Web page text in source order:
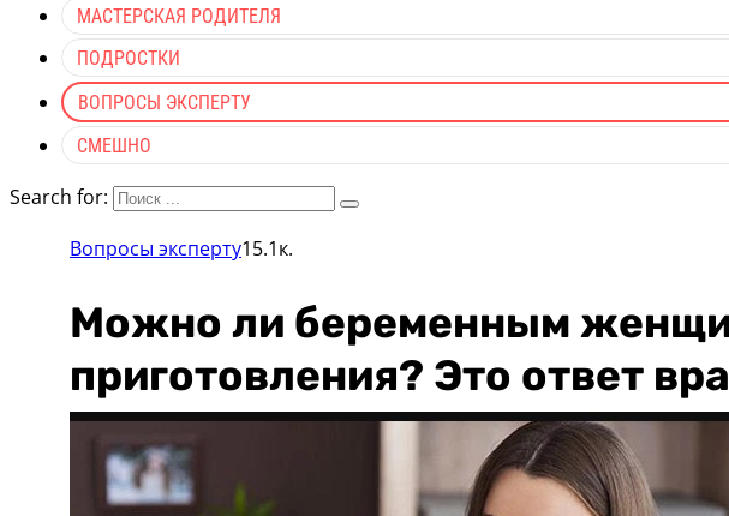
МАСТЕРСКАЯ РОДИТЕЛЯ
ПОДРОСТКИ
ВОПРОСЫ ЭКСПЕРТУ
СМЕШНО
Search for:
Вопросы эксперту15.1к.
Можно ли беременным
приготовления? Это ответ